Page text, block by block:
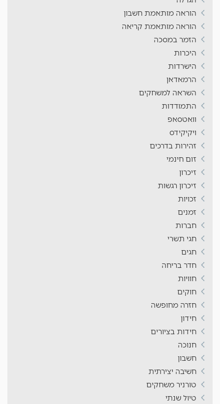
הוראה מותאמת חשבון
הוראה מותאמת קריאה
הזמר במסכה
היכרות
הישרדות
הרמאדאן
השראה למשחקים
התמודדות
וואטסאפ
ויקיקידס
זהירות בדרכים
זום חינמי
זיכרון
זיכרון רגשות
זכויות
זמנים
חברות
חגי תשרי
חגים
חדר בריחה
חוויות
חוקים
חזרה מחופשה
חידון
חידות בציורים
חנוכה
חשבון
חשיבה יצירתית
טורניר משחקים
טיול שנתי